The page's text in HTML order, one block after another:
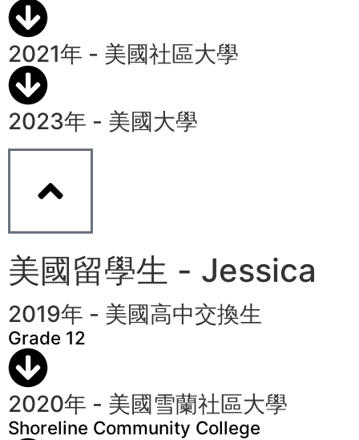
2021年 - 美國社區大學
2023年 - 美國大學
美國留學生 - Jessica
2019年 - 美國高中交換生
Grade 12
2020年 - 美國雪蘭社區大學
Shoreline Community College